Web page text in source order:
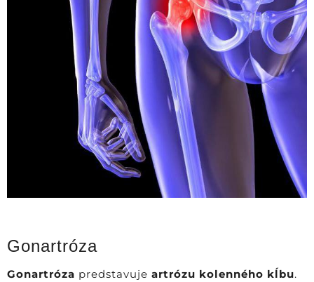
Gonartróza
Gonartróza predstavuje artrózu kolenného kĺbu.